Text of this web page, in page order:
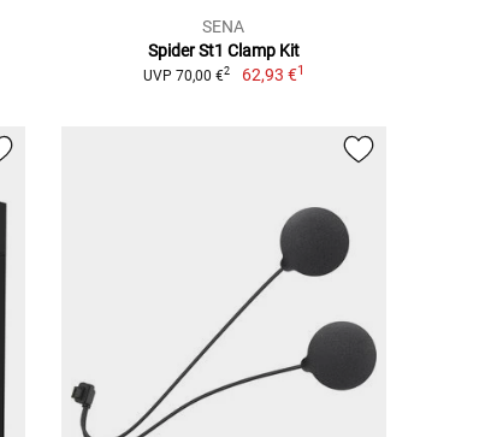
SENA
Spider St1 Clamp Kit
UVP 70,00 €2 62,93 €1